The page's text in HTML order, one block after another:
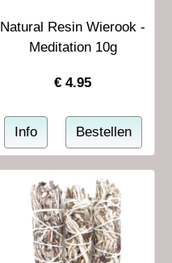
Natural Resin Wierook -
Meditation 10g
€4.95